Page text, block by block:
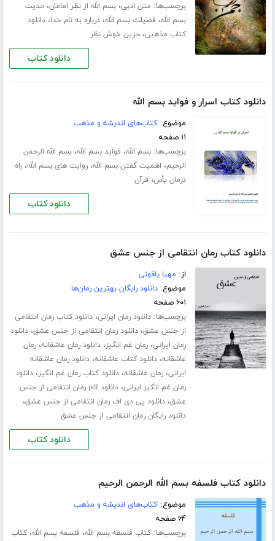
برچسب‌ها: متن ادبی،بسم الله از نظر امامان،حدیث
بسم الله، فضیلت بسم الله،درباره به نام خدا،دانلود
کتاب مذهبی،حزین خوش نظر
دانلود کتاب
دانلود کتاب اسرار و فواید بسم الله
موضوع:کتاب‌های اندیشه و مذهب
۱۱ صفحه
برچسب‌ها:بسم الله، فواید بسم الله،بسم الله الرحمن
الرحیم، اهمیت گفتن بسم الله،روایت های بسم الله،راه
درمان یأس، قرآن
دانلود کتاب
دانلود کتاب رمان انتقامی از جنس عشق
از: مهیا یاقوتی
موضوع:دانلود رایگان بهترین رمان‌ها
۶۰۱ صفحه
برچسب‌ها:دانلود رمان ایرانی،دانلود کتاب رمان انتقامی
از جنس عشق،دانلود رمان انتقامی از جنس عشق،دانلود
رمان ایرانی،رمان غم انگیز،دانلود رمان عاشقانه،رمان
عاشقانه،دانلود کتاب عاشقانه،دانلود رمان عاشقانه
ایرانی،رمان عاشقانه،دانلود کتاب رمان غم انگیز،دانلود
رمان غم انگیز ایرانی،
دانلود pdf رمان انتقامی از جنس
عشق،دانلود پی دی اف رمان انتقامی از جنس عشق،
دانلود رایگان رمان انتقامی از جنس عشق
دانلود کتاب
دانلود کتاب فلسفه بسم الله الرحمن الرحیم
موضوع:کتاب‌های اندیشه و مذهب
۶۴ صفحه
برچسب‌ها:کتاب فلسفه بسم الله، فلسفه بسم الله،کتاب